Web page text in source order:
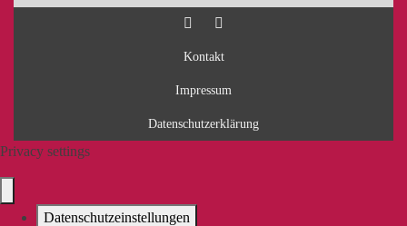
Kontakt
Impressum
Datenschutzerklärung
Privacy settings
Datenschutzeinstellungen